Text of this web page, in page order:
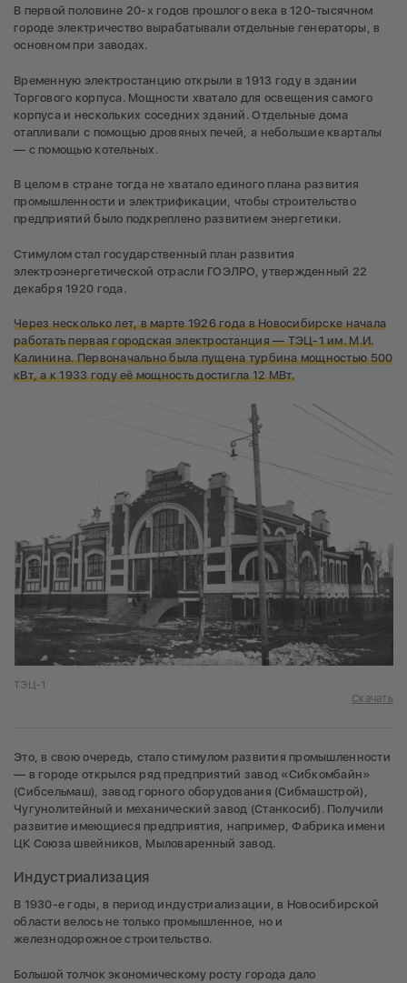
В первой половине 20-х годов прошлого века в 120-тысячном
городе электричество вырабатывали отдельные генераторы, в
основном при заводах.
Временную электростанцию открыли в 1913 году в здании
Торгового корпуса. Мощности хватало для освещения самого
корпуса и нескольких соседних зданий. Отдельные дома
отапливали с помощью дровяных печей, а небольшие кварталы
— с помощью котельных.
В целом в стране тогда не хватало единого плана развития
промышленности и электрификации, чтобы строительство
предприятий было подкреплено развитием энергетики.
Стимулом стал государственный план развития
электроэнергетической отрасли ГОЭЛРО, утвержденный 22
декабря 1920 года.
Через несколько лет, в марте 1926 года в Новосибирске начала
работать первая городская электростанция — ТЭЦ-1 им. М.И.
Калинина. Первоначально была пущена турбина мощностью 500
кВт, а к 1933 году её мощность достигла 12 МВт.
ТЭЦ-1
Скачать
Это, в свою очередь, стало стимулом развития промышленности
— в городе открылся ряд предприятий завод «Сибкомбайн»
(Сибсельмаш), завод горного оборудования (Сибмашстрой),
Чугунолитейный и механический завод (Станкосиб). Получили
развитие имеющиеся предприятия, например, Фабрика имени
ЦК Союза швейников, Мыловаренный завод.
Индустриализация
В 1930-е годы, в период индустриализации, в Новосибирской
области велось не только промышленное, но и
железнодорожное строительство.
Большой толчок экономическому росту города дало